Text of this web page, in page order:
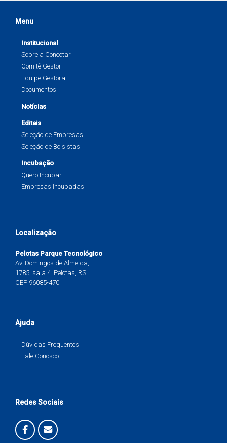
Menu
Institucional
Sobre a Conectar
Comitê Gestor
Equipe Gestora
Documentos
Notícias
Editais
Seleção de Empresas
Seleção de Bolsistas
Incubação
Quero Incubar
Empresas Incubadas
Localização
Pelotas Parque Tecnológico
Av. Domingos de Almeida,
1785, sala 4. Pelotas, RS.
CEP 96085-470
Ajuda
Dúvidas Frequentes
Fale Conosco
Redes Sociais